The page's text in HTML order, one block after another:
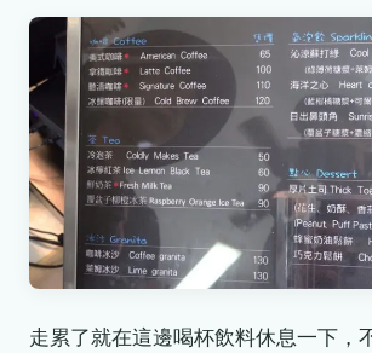
走累了就在這邊喝杯飲料休息一下，